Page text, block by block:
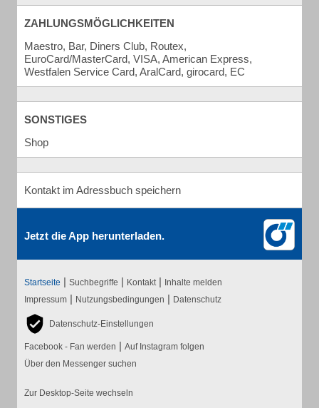
ZAHLUNGSMÖGLICHKEITEN
Maestro, Bar, Diners Club, Routex,
EuroCard/MasterCard, VISA, American Express,
Westfalen Service Card, AralCard, girocard, EC
SONSTIGES
Shop
Kontakt im Adressbuch speichern
Jetzt die App herunterladen.
Startseite | Suchbegriffe | Kontakt | Inhalte melden
Impressum | Nutzungsbedingungen | Datenschutz
Datenschutz-Einstellungen
Facebook - Fan werden | Auf Instagram folgen
Über den Messenger suchen
Zur Desktop-Seite wechseln